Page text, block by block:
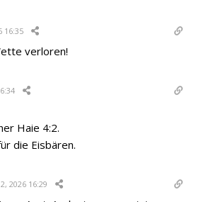
16:35
verloren!
Haie 4:2.
die Eisbären.
2026 16:29